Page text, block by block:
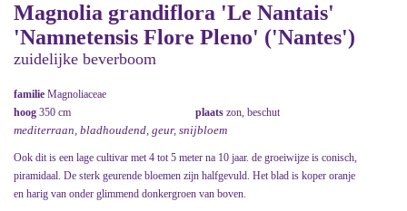
Magnolia grandiflora 'Le Nantais'
'Namnetensis Flore Pleno' ('Nantes')
zuidelijke beverboom
familie Magnoliaceae
hoog 350 cm plaats zon, beschut
mediterraan, bladhoudend, geur, snijbloem
Ook dit is een lage cultivar met 4 tot 5 meter na 10 jaar. de groeiwijze is conisch,
piramidaal. De sterk geurende bloemen zijn halfgevuld. Het blad is koper oranje
en harig van onder glimmend donkergroen van boven.